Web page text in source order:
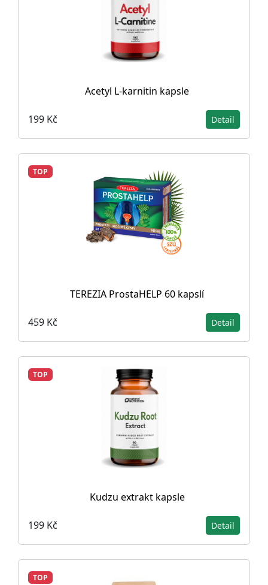
Acetyl L-karnitin kapsle
199 Kč Detail
TOP
TEREZIA ProstaHELP 60 kapslí
459 Kč Detail
TOP
Kudzu extrakt kapsle
199 Kč Detail
TOP